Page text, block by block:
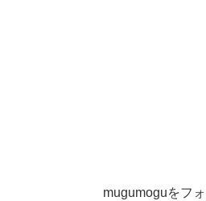
mugumoguをフ